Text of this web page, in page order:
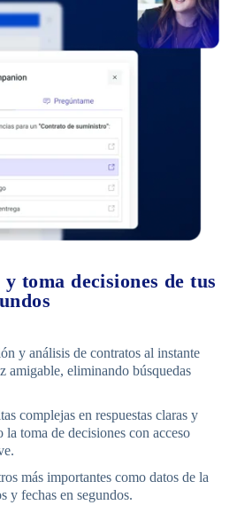
toma decisiones de tus
y análisis de contratos al instante
amigable, eliminando búsquedas
complejas en respuestas claras y
la toma de decisiones con acceso
más importantes como datos de la
y fechas en segundos.